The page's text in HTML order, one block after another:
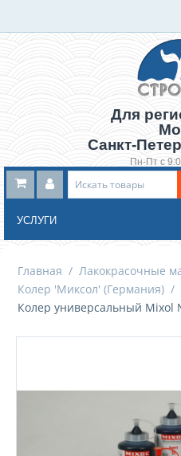
Для
Санкт-
Пн-Пт с
Заказать
УСЛУГИ
Главная / Лакокрасочные
Колер 'Миксол' (Германия) /
Колер универсальный